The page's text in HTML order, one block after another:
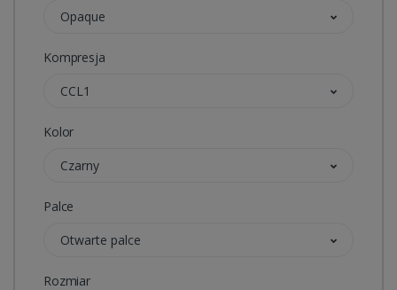
Opaque
Kompresja
CCL1
Kolor
Czarny
Palce
Otwarte palce
Rozmiar